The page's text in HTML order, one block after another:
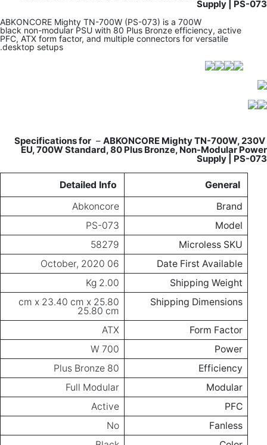
Supply | PS-073
ABKONCORE Mighty TN-700W (PS-073) is a 700W
black non-modular PSU with 80 Plus Bronze efficiency, active
PFC, ATX form factor, and multiple connectors for versatile
desktop setups.
– ABKONCORE Mighty TN-700W, 230V
EU, 700W Standard, 80 Plus Bronze, Non-Modular Power
Supply | PS-073
General
Detailed Info
Brand
Abkoncore
Model
PS-073
Microless SKU
58279
Date First Available
06 October, 2020
Shipping Weight
2.00 Kg
Shipping Dimensions
25.80 cm x 23.40 cm x
25.80 cm
Form Factor
ATX
Power
700 W
Efficiency
80 Plus Bronze
Modular
Full Modular
PFC
Active
Fanless
No